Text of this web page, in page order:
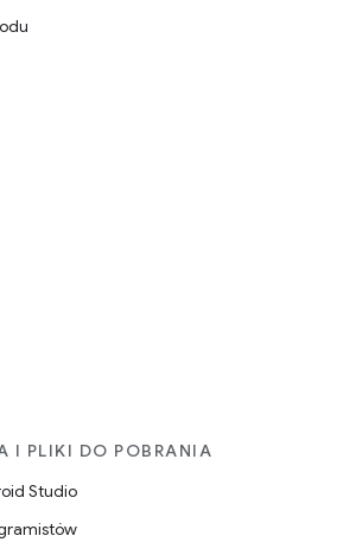
I PLIKI DO POBRANIA
Studio